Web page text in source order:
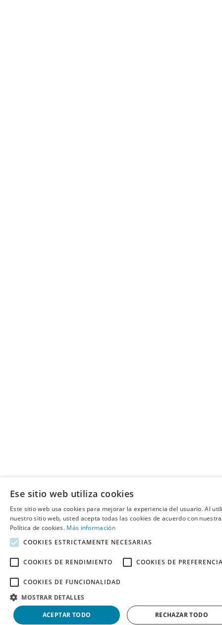
Ese sitio web utiliza cookies
Este sitio web usa cookies para mejorar la experiencia del usuario. Al
nuestro sitio web, usted acepta todas las cookies de acuerdo con nuestra
Política de cookies. Más información
COOKIES ESTRICTAMENTE NECESARIAS
COOKIES DE RENDIMIENTO COOKIES DE
COOKIES DE FUNCIONALIDAD
MOSTRAR DETALLES
ACEPTAR TODO RECHAZAR TODO